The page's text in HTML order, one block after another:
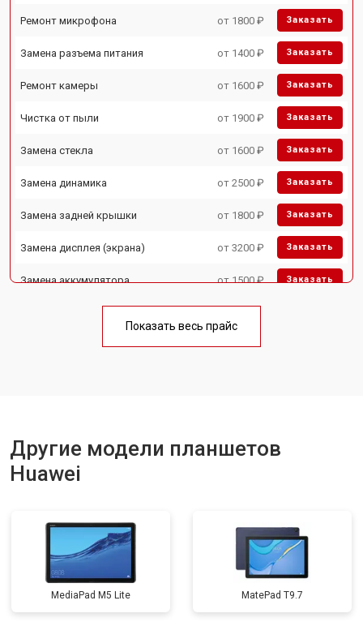
Ремонт микрофона от 1800 ₽ Заказать
Замена разъема питания от 1400 ₽ Заказать
Ремонт камеры от 1600 ₽ Заказать
Чистка от пыли от 1900 ₽ Заказать
Замена стекла от 1600 ₽ Заказать
Замена динамика от 2500 ₽ Заказать
Замена задней крышки от 1800 ₽ Заказать
Замена дисплея (экрана) от 3200 ₽ Заказать
Замена аккумулятора от 1500 ₽ Заказать
Замена материнской платы от 3200 ₽
Показать весь прайс
Другие модели планшетов
Huawei
MediaPad M5 Lite MatePad T9.7